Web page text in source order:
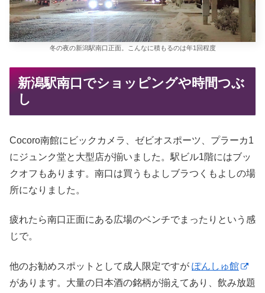
冬の夜の新潟駅南口正面。こんなに積もるのは年1回程度
新潟駅南口でショッピングや時間つぶ
し
Cocoro南館にビックカメラ、ゼビオスポーツ、プラーカ1
にジュンク堂と大型店が揃いました。駅ビル1階にはブッ
クオフもあります。南口は買うもよしブラつくもよしの場
所になりました。
疲れたら南口正面にある広場のベンチでまったりという感
じで。
他のお勧めスポットとして成人限定ですが ぽんしゅ館
があります。大量の日本酒の銘柄が揃えてあり、飲み放題